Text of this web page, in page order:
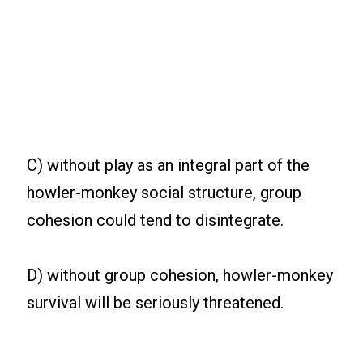
C) without play as an integral part of the
howler-monkey social structure, group
cohesion could tend to disintegrate.
D) without group cohesion, howler-monkey
survival will be seriously threatened.